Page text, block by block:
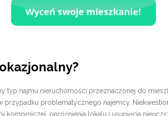
typ najmu nieruchomości przeznaczonej do
przypadku problematycznego najemcy.
komorniczej, opróżnienia lokalu i usunięcia